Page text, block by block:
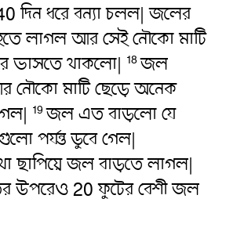
দিন ধরে বন্যা চলল| জলের
লাগল আর সেই নৌকো মাটি
ভাসতে থাকলো| 18জল
নৌকো মাটি ছেড়ে অনেক
19জল এত বাড়লো যে
পর্যন্ত ডুবে গেল|
ছাপিয়ে জল বাড়তে লাগল|
উপরেও 20 ফুটের বেশী জল